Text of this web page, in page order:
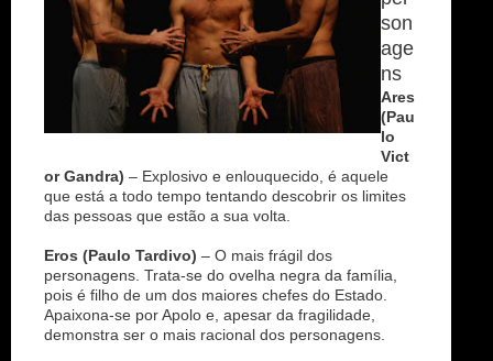
son
age
ns
Ares
(Pau
lo
Vict
or Gandra) – Explosivo e enlouquecido, é aquele
que está a todo tempo tentando descobrir os limites
das pessoas que estão a sua volta.
Eros (Paulo Tardivo) – O mais frágil dos
personagens. Trata-se do ovelha negra da família,
pois é filho de um dos maiores chefes do Estado.
Apaixona-se por Apolo e, apesar da fragilidade,
demonstra ser o mais racional dos personagens.